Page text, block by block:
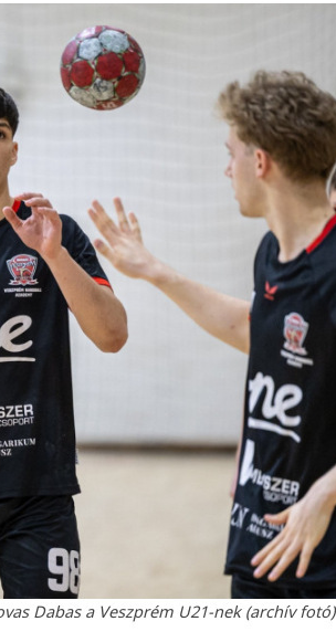
Dabas a Veszprém U21-nek (archív fotó)